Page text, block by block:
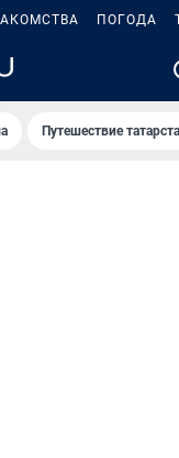
ПОГОДА
Путешествие